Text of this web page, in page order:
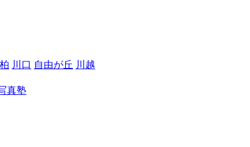
柏 川口 自由が丘 川越
真塾